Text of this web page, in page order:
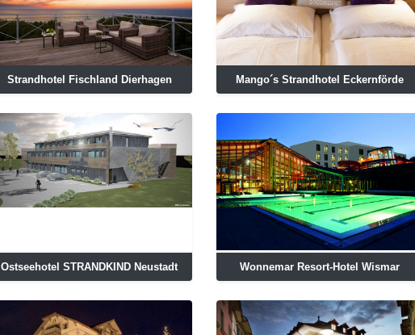
Strandhotel Fischland Dierhagen Mango´s Strandhotel Eckernförde
Ostseehotel STRANDKIND Neustadt Wonnemar Resort-Hotel Wismar